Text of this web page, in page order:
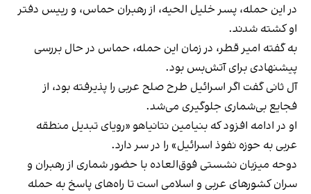
در این حمله، پسر خلیل الحیه، از رهبران حماس، و رییس دفتر
او کشته شدند.
به گفته امیر قطر، در زمان این حمله، حماس در حال بررسی
پیشنهادی برای آتش‌بس بود.
آل ثانی گفت اگر اسرائیل طرح صلح عربی را پذیرفته بود، از
فجایع بی‌شماری جلوگیری می‌شد.
او در ادامه افزود که بنیامین نتانیاهو «رویای تبدیل منطقه
عربی به حوزه نفوذ اسرائیل» را در سر دارد.
دوحه میزبان نشستی فوق‌العاده با حضور شماری از رهبران و
سران کشورهای عربی و اسلامی است تا راه‌های پاسخ به حمله